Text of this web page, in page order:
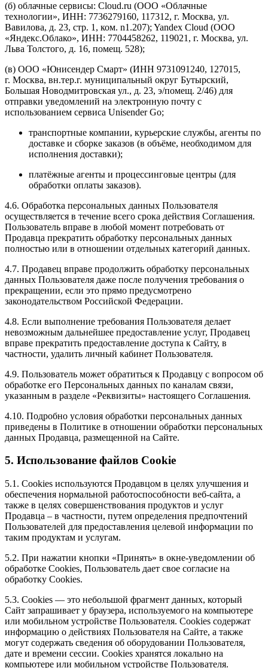
(б) облачные сервисы: Cloud.ru (ООО «Облачные
технологии», ИНН: 7736279160, 117312, г. Москва, ул.
Вавилова, д. 23, стр. 1, ком. n1.207); Yandex Cloud (ООО
«Яндекс.Облако», ИНН: 7704458262, 119021, г. Москва, ул.
Льва Толстого, д. 16, помещ. 528);
(в) ООО «Юнисендер Смарт» (ИНН 9731091240, 127015,
г. Москва, вн.тер.г. муниципальный округ Бутырский,
Большая Новодмитровская ул., д. 23, э/помещ. 2/46) для
отправки уведомлений на электронную почту с
использованием сервиса Unisender Go;
транспортные компании, курьерские службы, агенты по
доставке и сборке заказов (в объёме, необходимом для
исполнения доставки);
платёжные агенты и процессинговые центры (для
обработки оплаты заказов).
4.6. Обработка персональных данных Пользователя
осуществляется в течение всего срока действия Соглашения.
Пользователь вправе в любой момент потребовать от
Продавца прекратить обработку персональных данных
полностью или в отношении отдельных категорий данных.
4.7. Продавец вправе продолжить обработку персональных
данных Пользователя даже после получения требования о
прекращении, если это прямо предусмотрено
законодательством Российской Федерации.
4.8. Если выполнение требования Пользователя делает
невозможным дальнейшее предоставление услуг, Продавец
вправе прекратить предоставление доступа к Сайту, в
частности, удалить личный кабинет Пользователя.
4.9. Пользователь может обратиться к Продавцу с вопросом об
обработке его Персональных данных по каналам связи,
указанным в разделе «Реквизиты» настоящего Соглашения.
4.10. Подробно условия обработки персональных данных
приведены в Политике в отношении обработки персональных
данных Продавца, размещенной на Сайте.
5. Использование файлов Cookie
5.1. Сookies используются Продавцом в целях улучшения и
обеспечения нормальной работоспособности веб-сайта, а
также в целях совершенствования продуктов и услуг
Продавца – в частности, путем определения предпочтений
Пользователей для предоставления целевой информации по
таким продуктам и услугам.
5.2. При нажатии кнопки «Принять» в окне-уведомлении об
обработке Cookies, Пользователь дает свое согласие на
обработку Сookies.
5.3. Сookies — это небольшой фрагмент данных, который
Сайт запрашивает у браузера, используемого на компьютере
или мобильном устройстве Пользователя. Cookies содержат
информацию о действиях Пользователя на Сайте, а также
могут содержать сведения об оборудовании Пользователя,
дате и времени сессии. Сookies хранятся локально на
компьютере или мобильном устройстве Пользователя.